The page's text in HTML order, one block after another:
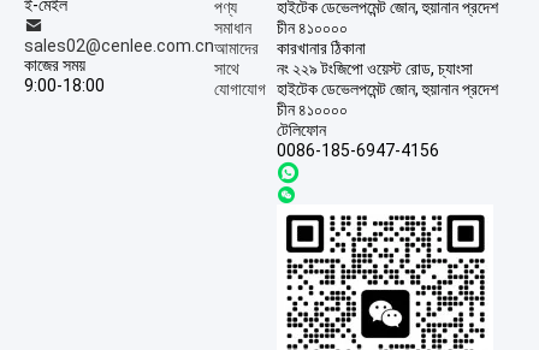
ই-মেইল
sales02@cenlee.com.cn
কাজের সময়
9:00-18:00
পণ্য
সমাধান
আমাদের
সাথে
যোগাযোগ
হাইটেক ডেভেলপমেন্ট জোন, হুয়ানান প্রদেশ
চীন ৪১০০০০
কারখানার ঠিকানা
নং ২২৯ টংজিপো ওয়েস্ট রোড, চ্যাংসা
হাইটেক ডেভেলপমেন্ট জোন, হুয়ানান প্রদেশ
চীন ৪১০০০০
টেলিফোন
0086-185-6947-4156